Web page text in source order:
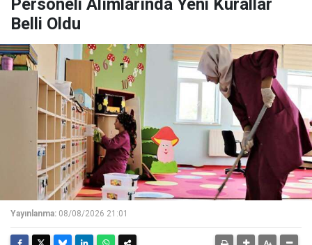
Personeli Alımlarında Yeni Kurallar
Belli Oldu
Yayınlanma: 08/08/2026 21:01